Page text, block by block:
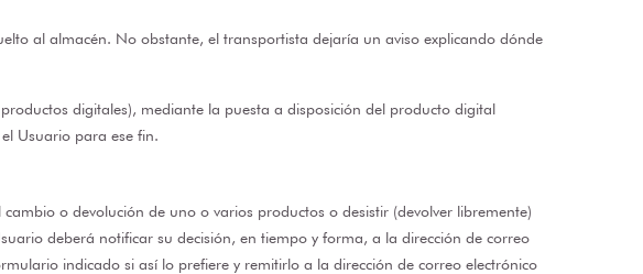
al almacén. No obstante, el transportista dejaría un aviso explicando dónde
digitales), mediante la puesta a disposición del producto digital
Usuario para ese fin.
o devolución de uno o varios productos o desistir (devolver libremente)
deberá notificar su decisión, en tiempo y forma, a la dirección de correo
indicado si así lo prefiere y remitirlo a la dirección de correo electrónico